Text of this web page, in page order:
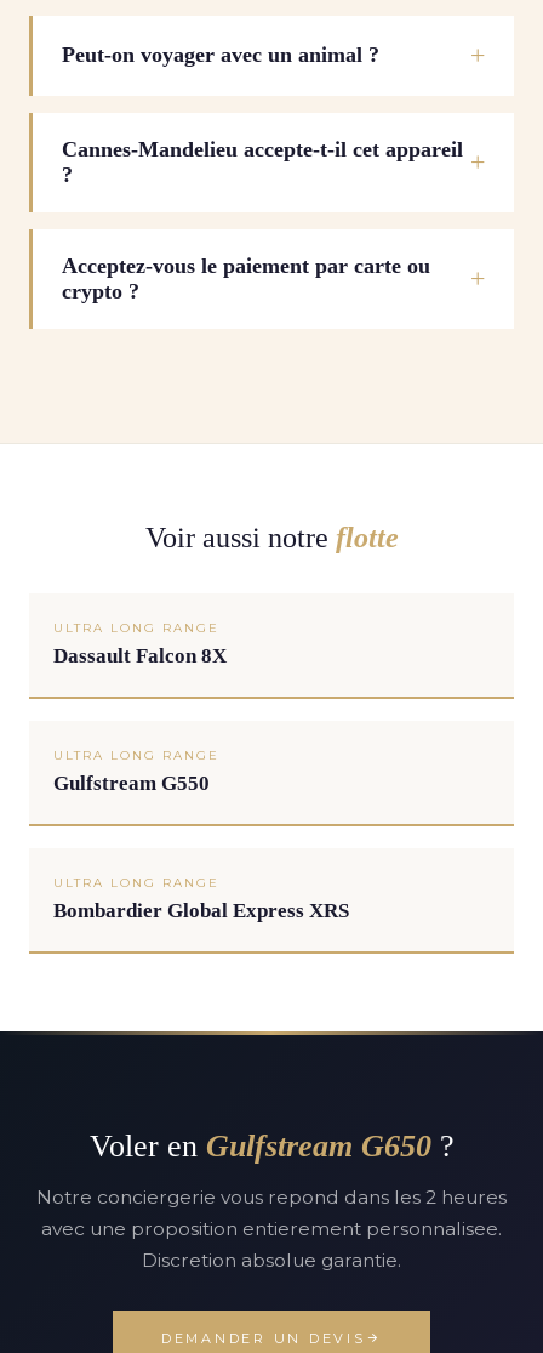
Peut-on voyager avec un animal ?
Cannes-Mandelieu accepte-t-il cet appareil
?
Acceptez-vous le paiement par carte ou
crypto ?
Voir aussi notre flotte
ULTRA LONG RANGE
Dassault Falcon 8X
ULTRA LONG RANGE
Gulfstream G550
ULTRA LONG RANGE
Bombardier Global Express XRS
Voler en Gulfstream G650?
Notre conciergerie vous repond dans les 2 heures
avec une proposition entierement personnalisee.
Discretion absolue garantie.
DEMANDER UN DEVIS